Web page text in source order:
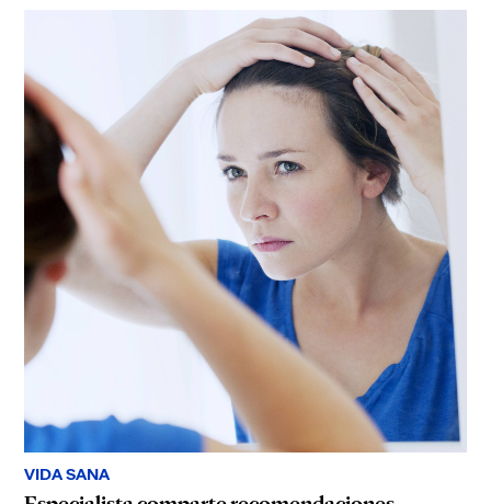
VIDA SANA